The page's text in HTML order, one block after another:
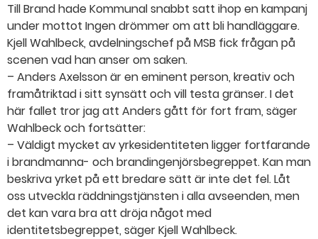
Till Brand hade Kommunal snabbt satt ihop en kampanj
under mottot Ingen drömmer om att bli handläggare.
Kjell Wahlbeck, avdelningschef på MSB fick frågan på
scenen vad han anser om saken.
– Anders Axelsson är en eminent person, kreativ och
framåt­riktad i sitt synsätt och vill testa gränser. I det
här fallet tror jag att Anders gått för fort fram, säger
Wahlbeck och fortsätter:
– Väldigt mycket av yrkesidentiteten ligger fortfarande
i brandmanna- och brandingenjörsbegreppet. Kan man
beskriva yrket på ett bredare sätt är inte det fel. Låt
oss utveckla räddningstjänsten i alla avseenden, men
det kan vara bra att dröja något med
identitetsbegreppet, säger Kjell Wahlbeck.